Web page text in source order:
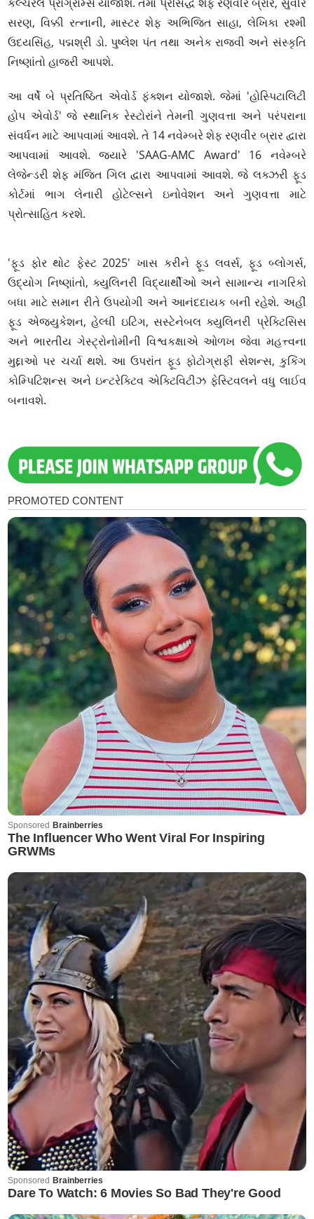
સરણ, વિક્કી રત્નાની, માસ્ટર શેફ અભિજિત સાહા, લેખિકા રશ્મી
ઉદયસિંહ, પદ્મશ્રી ડો. પુષ્લેશ પંત તથા અનેક રાજવી અને સંસ્કૃતિ
નિષ્ણાંતો હાજરી આપશે.
આ વર્ષે બે પ્રતિષ્ઠિત એવોર્ડ ફંક્શન યોજાશે. જેમાં 'હોસ્પિટાલિટી
હોપ એવોર્ડ' જે સ્થાનિક રેસ્ટોરાંને તેમની ગુણવત્તા અને પરંપરાના
સંવર્ધન માટે આપવામાં આવશે. તે 14 નવેમ્બરે શેફ રણવીર બ્રાર દ્વારા
આપવામાં આવશે. જ્યારે 'SAAG-AMC Award' 16 નવેમ્બરે
લેજેન્ડરી શેફ મંજિત ગિલ દ્વારા આપવામાં આવશે. જે લક્ઝરી ફૂડ
કોર્ટમાં ભાગ લેનારી હોટેલ્સને ઇનોવેશન અને ગુણવત્તા માટે
પ્રોત્સાહિત કરશે.
'ફૂડ ફોર થોટ ફેસ્ટ 2025' ખાસ કરીને ફૂડ લવર્સ, ફૂડ બ્લોગર્સ,
ઉદ્યોગ નિષ્ણાંતો, ક્યુલિનરી વિદ્યાર્થીઓ અને સામાન્ય નાગરિકો
બધા માટે સમાન રીતે ઉપયોગી અને આનંદદાયક બની રહેશે. અહીં
ફૂડ એજ્યુકેશન, હેલ્ધી ઇટિંગ, સસ્ટેનેબલ ક્યુલિનરી પ્રેક્ટિસિસ
અને ભારતીય ગેસ્ટ્રોનોમીની વિશ્વકક્ષાએ ઓળખ જેવા મહત્ત્વના
મુદ્દાઓ પર ચર્ચા થશે. આ ઉપરાંત ફૂડ ફોટોગ્રાફી સેશન્સ, કુકિંગ
કોમ્પિટિશન્સ અને ઇન્ટરેક્ટિવ એક્ટિવિટીઝ ફેસ્ટિવલને વધુ લાઈવ
બનાવશે.